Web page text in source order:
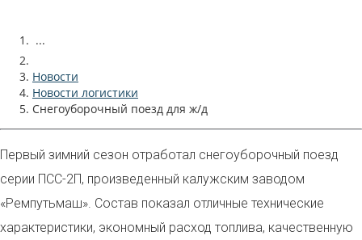
...
Новости
Новости логистики
Снегоуборочный поезд для ж/д
Первый зимний сезон отработал снегоуборочный поезд
серии ПСС-2П, произведенный калужским заводом
«Ремпутьмаш». Состав показал отличные технические
характеристики, экономный расход топлива, качественную